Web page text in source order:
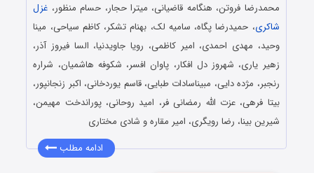
محمدرضا فروتن، هنگامه قاضیانی، میترا حجار، حسام منظور، غزل
شاکری، حمیدرضا پگاه، سامیه لک، بهنام تشکر، کاظم سیاحی، مینا
وحید، مهدی احمدی، امیر کاظمی، رویا جاویدنیا، السا فیروز آذر،
زهیر یاری، شهروز دل افکار، پاوان افسر، شکوفه هاشمیان، شراره
رنجبر، مژده دایی، مبیناسادات طبایی، قاسم یوردخانی، اکبر زنجانپور،
بیتا فرهی، عزت الله رمضانی فر، امید روحانی، پوراندخت مهیمن،
شیرین بینا، رضا رویگری، امیر مقاره و شادی مختاری
ادامه مطلب